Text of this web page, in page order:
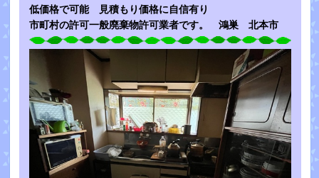
低価格で可能 見積もり価格に自信有り
市町村の許可一般廃棄物許可業者です。 鴻巣 北本市